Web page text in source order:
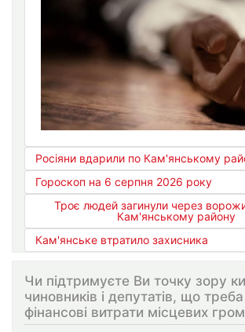
Росіяни вдарили по Кам'янському
Гороскоп на 6 серпня 2026 року
Троє людей загинули через
Кам'янському району
Кам'янське втратило захисника
Чи підтримуєте Ви точку зору
чиновників і депутатів, що
фінансові витрати місцевих